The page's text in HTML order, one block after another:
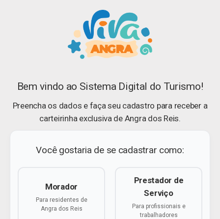
Bem vindo ao Sistema Digital do Turismo!
Preencha os dados e faça seu cadastro para receber a
carteirinha exclusiva de Angra dos Reis.
Você gostaria de se cadastrar como:
Morador
Para residentes de
Angra dos Reis
Prestador de
Serviço
Para profissionais e
trabalhadores